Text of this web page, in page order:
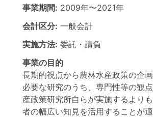
事業期間: 2009年〜2021年
会計区分: 一般会計
実施方法: 委託・請負
事業の目的
長期的視点から農林水産政策の企
必要な研究のうち、専門性等の観
産政策研究所自らが実施するより
者の幅広い知見を活用することが